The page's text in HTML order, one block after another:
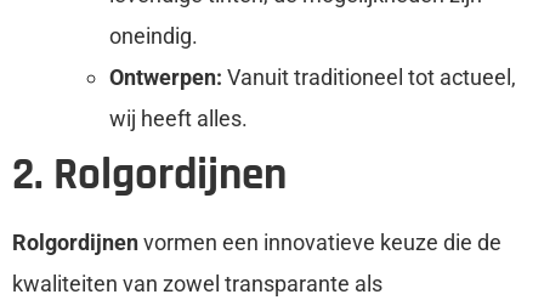
oneindig.
Ontwerpen: Vanuit traditioneel tot actueel,
wij heeft alles.
2. Rolgordijnen
Rolgordijnenvormen een innovatieve keuze die de
kwaliteiten van zowel transparante als